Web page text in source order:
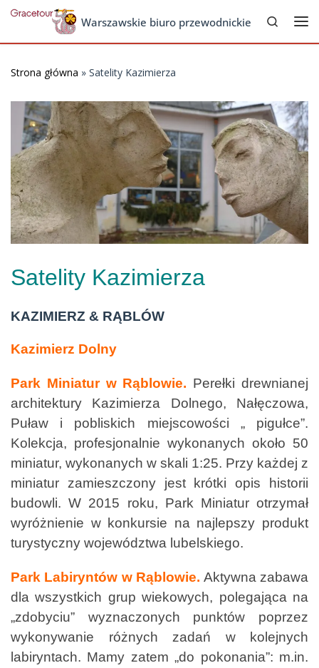
Skip to contentWarszawskie biuro przewodnickie
Search
Strona główna » Satelity Kazimierza
Satelity Kazimierza
KAZIMIERZ & RĄBLÓW
Kazimierz Dolny
Park Miniatur w Rąblowie. Perełki drewnianej
architektury Kazimierza Dolnego, Nałęczowa,
Puław i pobliskich miejscowości „ pigułce”.
Kolekcja, profesjonalnie wykonanych około 50
miniatur, wykonanych w skali 1:25. Przy każdej z
miniatur zamieszczony jest krótki opis historii
budowli. W 2015 roku, Park Miniatur otrzymał
wyróżnienie w konkursie na najlepszy produkt
turystyczny województwa lubelskiego.
Park Labiryntów w Rąblowie. Aktywna zabawa
dla wszystkich grup wiekowych, polegająca na
„zdobyciu” wyznaczonych punktów poprzez
wykonywanie różnych zadań w kolejnych
labiryntach. Mamy zatem „do pokonania”: m.in.